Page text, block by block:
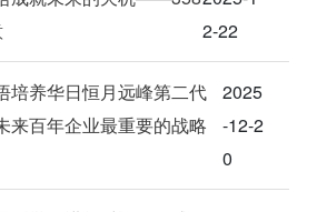
2-22
培养华日恒月远峰第二代
百年企业最重要的战略
2025
-12-2
0